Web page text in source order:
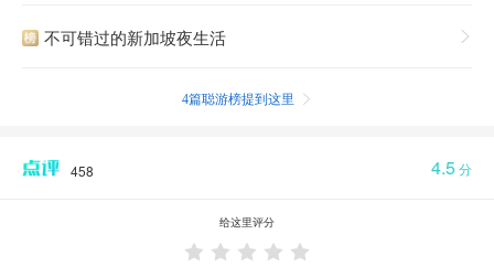
不可错过的新加坡夜生活 
4篇聪游榜提到这里 
458 4.5分
给这里评分
    